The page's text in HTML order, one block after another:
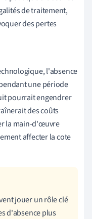
de traitement,
des pertes
l'absence
une période
pourrait engendrer
des coûts
la main-d'œuvre
affecter la cote
jouer un rôle clé
d'absence plus